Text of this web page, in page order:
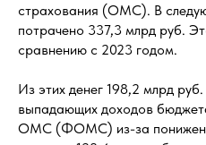
страхования (ОМС). В
потрачено 337,3 млрд руб.
сравнению с 2023 годом.
Из этих денег 198,2 млрд
выпадающих доходов
ОМС (ФОМС) из-за